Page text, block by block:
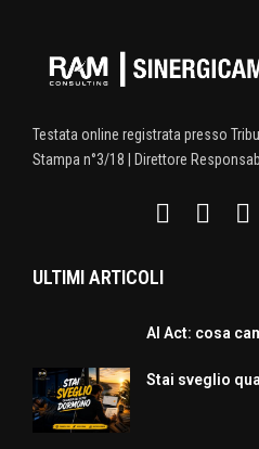
Testata online registrata presso
Stampa n°3/18 | Direttore
ULTIMI ARTICOLI
AI Act: cosa
Stai sveglio